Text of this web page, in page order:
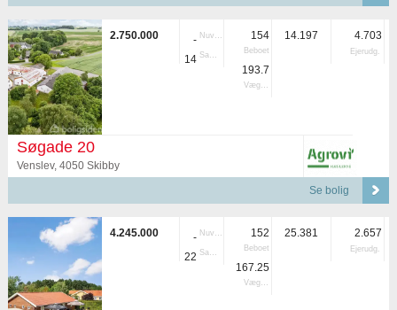
2.750.000 - Nuvær.
14 Samlet
154
Beboet
193.7
Vægtet
14.197 4.703
Ejerudg.
Søgade 20
Venslev, 4050 Skibby
Se bolig
4.245.000 - Nuvær.
22 Samlet
152
Beboet
167.25
Vægtet
25.381 2.657
Ejerudg.